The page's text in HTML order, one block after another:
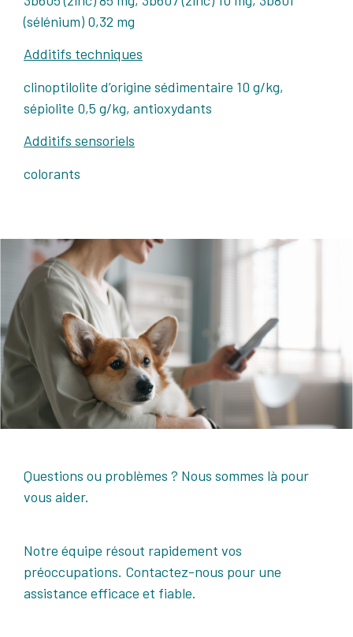
(sélénium) 0,32 mg
Additifs techniques
clinoptilolite d’origine sédimentaire 10 g/kg,
sépiolite 0,5 g/kg, antioxydants
Additifs sensoriels
colorants
Questions ou problèmes ? Nous sommes là pour
vous aider.
Notre équipe résout rapidement vos
préoccupations. Contactez-nous pour une
assistance efficace et fiable.